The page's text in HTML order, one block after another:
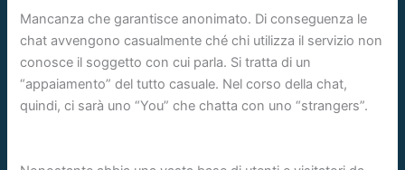
Mancanza che garantisce anonimato. Di conseguenza le
chat avvengono casualmente ché chi utilizza il servizio non
conosce il soggetto con cui parla. Si tratta di un
“appaiamento” del tutto casuale. Nel corso della chat,
quindi, ci sarà uno “You” che chatta con uno “strangers”.